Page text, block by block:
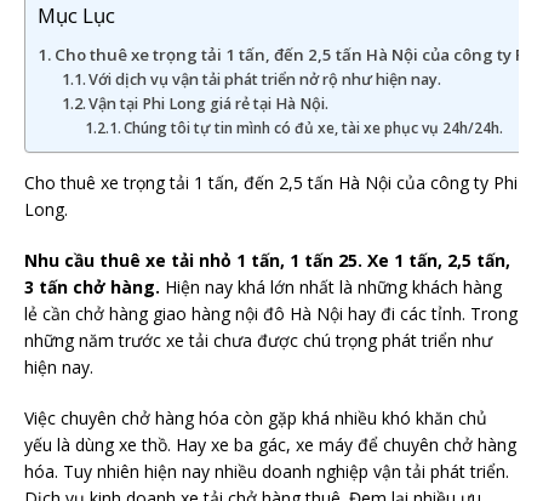
Mục Lục
Cho thuê xe trọng tải 1 tấn, đến 2,5 tấn Hà Nội của công ty
Với dịch vụ vận tải phát triển nở rộ như hiện nay.
Vận tại Phi Long giá rẻ tại Hà Nội.
Chúng tôi tự tin mình có đủ xe, tài xe phục vụ 24h/24h.
Cho thuê xe trọng tải 1 tấn, đến 2,5 tấn Hà Nội của công ty Phi
Long.
Nhu cầu thuê xe tải nhỏ 1 tấn, 1 tấn 25. Xe 1 tấn, 2,5 tấn,
3 tấn chở hàng. Hiện nay khá lớn nhất là những khách hàng
lẻ cần chở hàng giao hàng nội đô Hà Nội hay đi các tỉnh. Trong
những năm trước xe tải chưa được chú trọng phát triển như
hiện nay.
Việc chuyên chở hàng hóa còn gặp khá nhiều khó khăn chủ
yếu là dùng xe thồ. Hay xe ba gác, xe máy để chuyên chở hàng
hóa. Tuy nhiên hiện nay nhiều doanh nghiệp vận tải phát triển.